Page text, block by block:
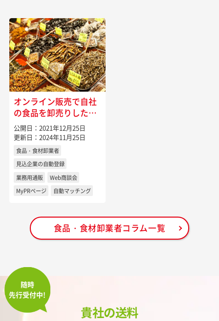
オンライン販売で自社
の食品を卸売りしたい
時には
公開日：2021年12月25日
更新日：2024年11月25日
食品・食材卸業者
見込企業の自動登録
業務用通販
Web商談会
MyPRページ
自動マッチング
食品・食材卸業者コラム一覧
随時
先行受付中!
貴社の送料